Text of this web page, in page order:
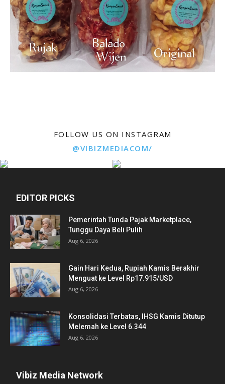
FOLLOW US ON INSTAGRAM
@VIBIZMEDIACOM/
EDITOR PICKS
Pemerintah Tunda Pajak Marketplace,
Tunggu Daya Beli Pulih
Aug 6, 2026
Gain Hari Kedua, Rupiah Kamis Berakhir
Menguat ke Level Rp17.915/USD
Aug 6, 2026
Konsolidasi Terbatas, IHSG Kamis Ditutup
Melemah ke Level 6.344
Aug 6, 2026
Vibiz Media Network